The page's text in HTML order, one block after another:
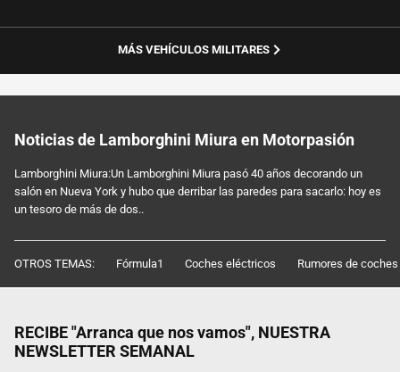
MÁS VEHÍCULOS MILITARES
Noticias de Lamborghini Miura en Motorpasión
Lamborghini Miura:Un Lamborghini Miura pasó 40 años decorando un
salón en Nueva York y hubo que derribar las paredes para sacarlo: hoy es
un tesoro de más de dos..
OTROS TEMAS: Fórmula1 Coches eléctricos Rumores de coches
RECIBE "Arranca que nos vamos", NUESTRA
NEWSLETTER SEMANAL